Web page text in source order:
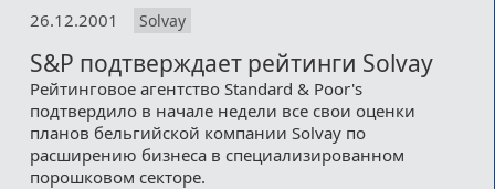
Пользовательское соглашение
Медиакит
26.12.2001 Solvay
S&P подтверждает рейтинги Solvay
Рейтинговое агентство Standard & Poor's
подтвердило в начале недели все свои оценки
планов бельгийской компании Solvay по
расширению бизнеса в специализированном
порошковом секторе.